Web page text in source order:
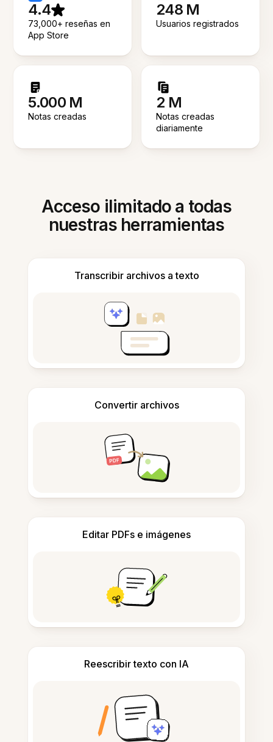
4.4
73,000+ reseñas en
App Store
248 M
Usuarios registrados
5.000 M
Notas creadas
2 M
Notas creadas
diariamente
Acceso ilimitado a todas
nuestras herramientas
Transcribir archivos a texto
Convertir archivos
Editar PDFs e imágenes
Reescribir texto con IA